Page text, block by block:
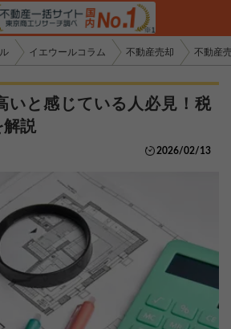
イエウールコラム 不動産売却 不動産
いと感じている人必見！税
解説
2026/02/13